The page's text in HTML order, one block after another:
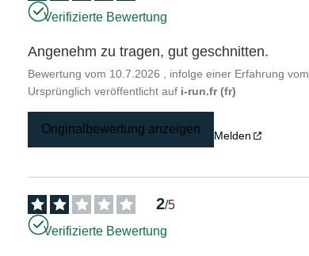
Verifizierte Bewertung
Angenehm zu tragen, gut geschnitten.
Bewertung vom 10.7.2026 , infolge einer Erfahrung vom
Ursprünglich veröffentlicht auf i-run.fr (fr)
Originalbewertung anzeigen Melden
2/5
Verifizierte Bewertung